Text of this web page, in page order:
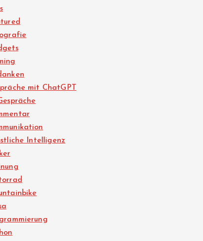
mit ChatGPT
Intelligenz